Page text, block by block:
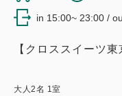
in 15:00~ 23:00 /
【クロススイーツ
大人2名 1室